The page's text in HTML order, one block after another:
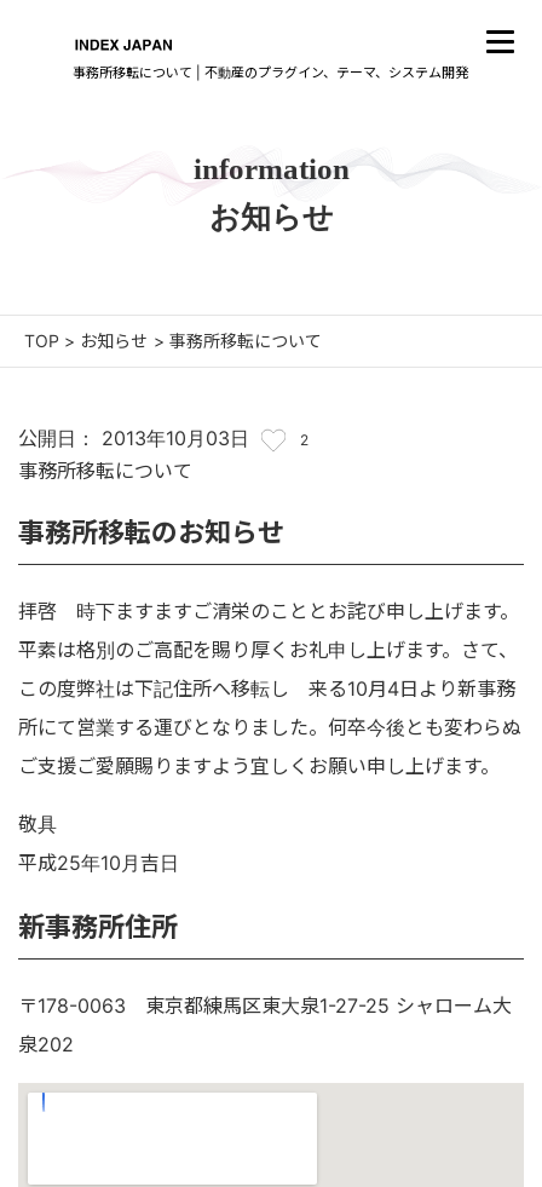
事務所移転について | 不動産のプラグイン、テーマ、システム開発
information
お知らせ
TOP > お知らせ > 事務所移転について
公開日： 2013年10月03日 2
事務所移転について
事務所移転のお知らせ
拝啓 時下ますますご清栄のこととお詫び申し上げます。
平素は格別のご高配を賜り厚くお礼申し上げます。さて、
この度弊社は下記住所へ移転し 来る10月4日より新事務
所にて営業する運びとなりました。何卒今後とも変わらぬ
ご支援ご愛願賜りますよう宜しくお願い申し上げます。
敬具
平成25年10月吉日
新事務所住所
〒178-0063 東京都練馬区東大泉1-27-25 シャローム大
泉202